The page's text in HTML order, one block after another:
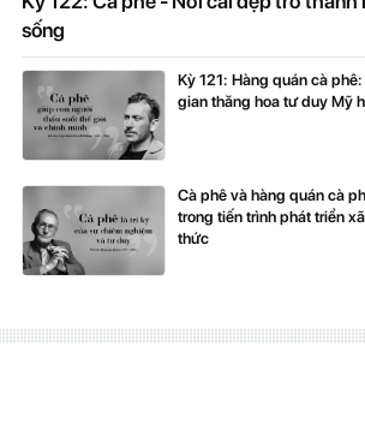
sống
Kỳ 121: Hàng quán cà phê:
gian thăng hoa tư duy Mỹ
Cà phê và hàng quán cà
trong tiến trình phát triển
thức